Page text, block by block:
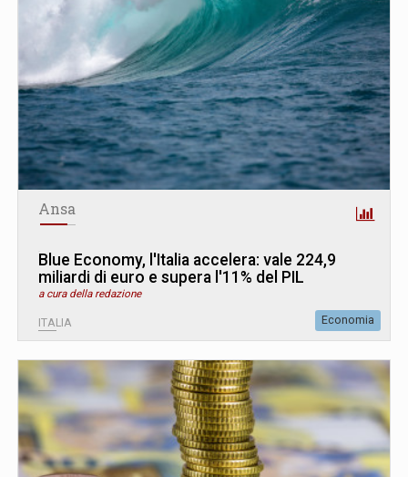
Ansa
Blue Economy, l'Italia accelera: vale 224,9
miliardi di euro e supera l'11% del PIL
a cura della redazione
ITALIA Economia